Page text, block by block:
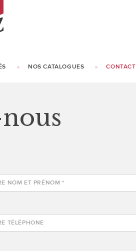
NOS CATALOGUES CONTACT